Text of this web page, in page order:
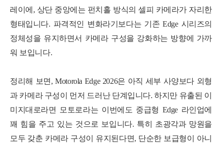
레이에, 상단 중앙에는 펀치홀 방식의 셀피 카메라가 자리한
형태입니다. 파격적인 변화라기보다는 기존 Edge 시리즈의
정체성을 유지하면서 카메라 구성을 강화하는 방향에 가까
워 보입니다.
정리해 보면, Motorola Edge 2026은 아직 세부 사양보다 외형
과 카메라 구성이 먼저 드러난 단계입니다. 하지만 유출된 이
미지대로라면 모토로라는 이번에도 중급형 Edge 라인업에
꽤 힘을 주고 있는 것으로 보입니다. 특히 초광각과 망원을
모두 갖춘 카메라 구성이 유지된다면, 단순한 보급형이 아니